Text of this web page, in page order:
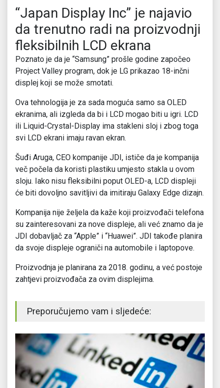
“Japan Display Inc” je najavio
da trenutno radi na proizvodnji
fleksibilnih LCD ekrana
Poznato je da je “Samsung” prošle godine započeo
Project Valley program, dok je LG prikazao 18-inčni
displej koji se može smotati.
Ova tehnologija je za sada moguća samo sa OLED
ekranima, ali izgleda da bi i LCD mogao biti u igri. LCD
ili Liquid-Crystal-Display ima stakleni sloj i zbog toga
svi LCD ekrani imaju ravan ekran.
Šuđi Aruga, CEO kompanije JDI, ističe da je kompanija
več počela da koristi plastiku umjesto stakla u ovom
sloju. Iako nisu fleksibilni poput OLED-a, LCD displeji
će biti dovoljno savitljivi da imitiraju Galaxy Edge dizajn.
Kompanija nije željela da kaže koji proizvođači telefona
su zainteresovani za nove displeje, ali već znamo da je
JDI dobavljač za “Apple” i “Huawei”. JDI takođe planira
da svoje displeje ograniči na automobile i laptopove.
Proizvodnja je planirana za 2018. godinu, a već postoje
zahtjevi proizvođača za ovim displejima.
Preporučujemo vam i sljedeće: